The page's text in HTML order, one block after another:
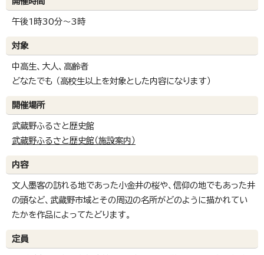
午後1時30分～3時
対象
中高生、大人、高齢者
どなたでも （高校生以上を対象とした内容になります）
開催場所
武蔵野ふるさと歴史館
武蔵野ふるさと歴史館（施設案内）
内容
文人墨客の訪れる地であった小金井の桜や、信仰の地でもあった井
の頭など、武蔵野市域とその周辺の名所がどのように描かれてい
たかを作品によってたどります。
定員